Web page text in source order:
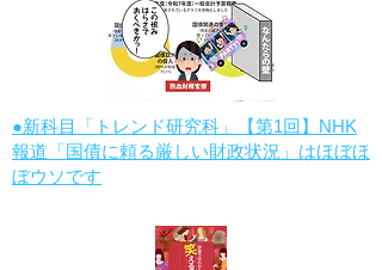
●新科目「トレンド研究科」【第1回】NHK
報道「国債に頼る厳しい財政状況」はほぼほ
ぼウソです